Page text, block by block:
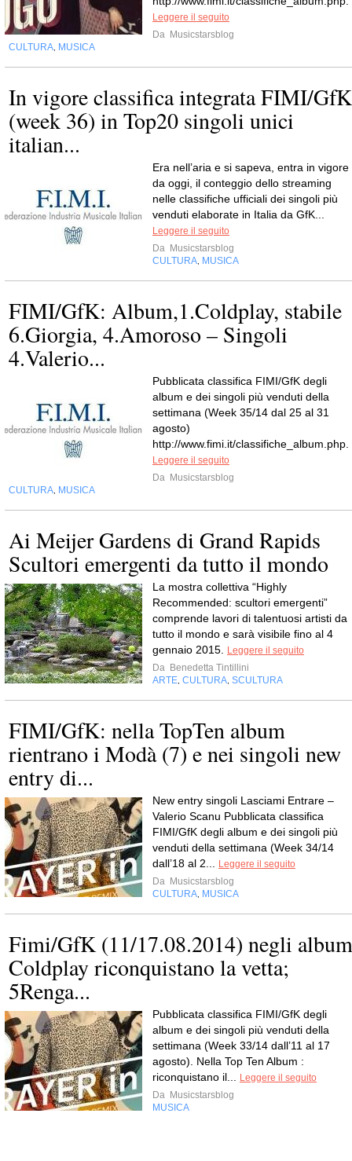
Leggere il seguito
Da Musicstarsblog
CULTURA MUSICA
In vigore classifica integrata FIMI/GfK
(week 36) in Top20 singoli unici
italian...
Era nell’aria e si sapeva, entra in vigore
da oggi, il conteggio dello streaming
nelle classifiche ufficiali dei singoli più
venduti elaborate in Italia da GfK...
Leggere il seguito
Da Musicstarsblog
CULTURA MUSICA
FIMI/GfK: Album,1.Coldplay, stabile
6.Giorgia, 4.Amoroso – Singoli
4.Valerio...
Pubblicata classifica FIMI/GfK degli
album e dei singoli più venduti della
settimana (Week 35/14 dal 25 al 31
agosto)
http://www.fimi.it/classifiche_album.php.
Leggere il seguito
Da Musicstarsblog
CULTURA MUSICA
Ai Meijer Gardens di Grand Rapids
Scultori emergenti da tutto il mondo
La mostra collettiva “Highly
Recommended: scultori emergenti”
comprende lavori di talentuosi artisti da
tutto il mondo e sarà visibile fino al 4
gennaio 2015.
Leggere il seguito
Da Benedetta Tintillini
ARTE CULTURA SCULTURA
FIMI/GfK: nella TopTen album
rientrano i Modà (7) e nei singoli new
entry di...
New entry singoli Lasciami Entrare –
Valerio Scanu Pubblicata classifica
FIMI/GfK degli album e dei singoli più
venduti della settimana (Week 34/14
dall’18 al 2...
Leggere il seguito
Da Musicstarsblog
CULTURA MUSICA
Fimi/GfK (11/17.08.2014) negli album
Coldplay riconquistano la vetta;
5Renga...
Pubblicata classifica FIMI/GfK degli
album e dei singoli più venduti della
settimana (Week 33/14 dall’11 al 17
agosto). Nella Top Ten Album :
riconquistano il...
Leggere il seguito
Da Musicstarsblog
MUSICA